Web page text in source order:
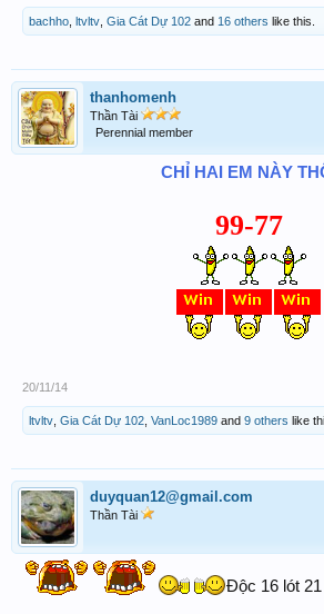
bachho ltvltv Gia Cát Dự 102 and 16 others like this.
thanhomenh
Thần Tài
Perennial member
CHỈ HAI EM NÀY
99-77
20/11/14
ltvltv Gia Cát Dự 102 VanLoc1989 and 9 others like
duyquan12@gmail.com
Thần Tài
Độc 16 lót